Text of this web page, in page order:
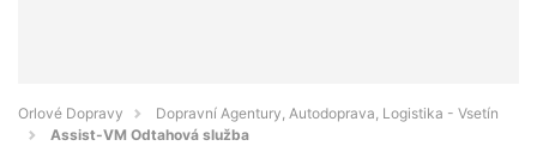
Orlové Dopravy
Dopravní Agentury, Autodoprava, Logistika - Vsetín
Assist-VM Odtahová služba